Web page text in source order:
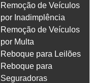
Remoção de Veículos
por Inadimplência
Remoção de Veículos
por Multa
Reboque para Leilões
Reboque para
Seguradoras